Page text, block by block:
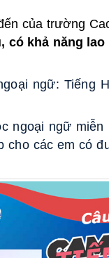
của trường
có khả năng
ngữ: Tiếng
ngoại ngữ
cho các em có